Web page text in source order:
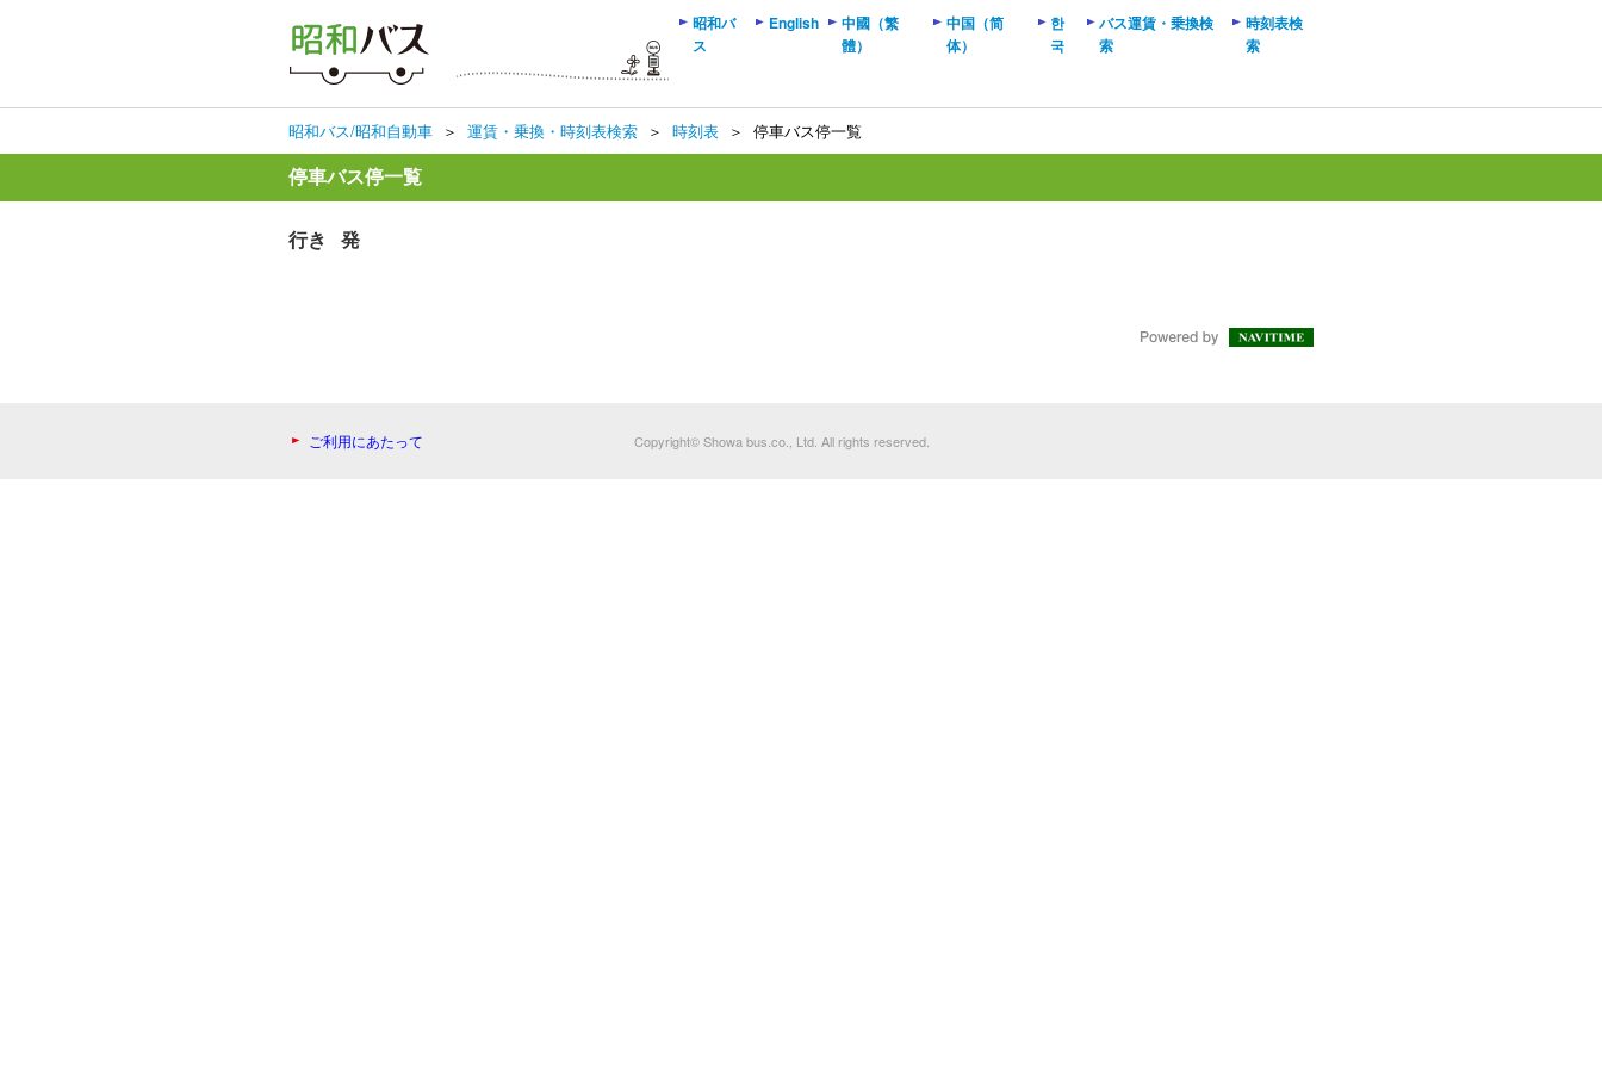
昭和バス/昭和自動車 ＞ 運賃・乗換・時刻表検索 ＞ 時刻表 ＞ 停車バス停一覧
停車バス停一覧
行き 発
昭和バ
ス
English
中國（繁
體）
中国（简
体）
한
국
バス運賃・乗換検
索
時刻表検
索
ご利用にあたって Copyright© Showa bus.co., Ltd. All rights reserved.